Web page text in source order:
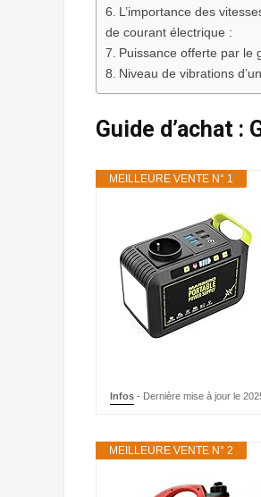
L’importance des
de courant électrique :
Puissance offerte par le
Niveau de vibrations
Guide d’achat
MEILLEURE VENTE N° 1
Infos - Dernière mise à jour le
MEILLEURE VENTE N° 2